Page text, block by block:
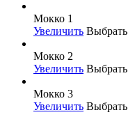
Мокко 1
Увеличить Выбрать
Мокко 2
Увеличить Выбрать
Мокко 3
Увеличить Выбрать